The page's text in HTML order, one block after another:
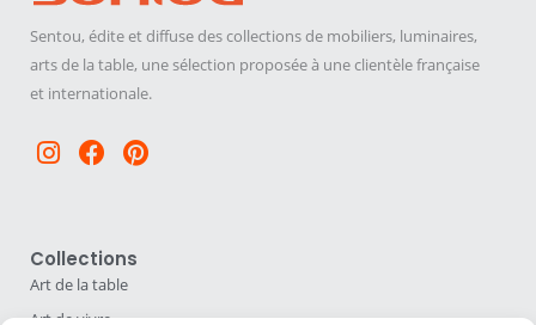
Sentou, édite et diffuse des collections de mobiliers, luminaires,
arts de la table, une sélection proposée à une clientèle française
et internationale.
Instagram
Facebook
Pinterest
Collections
Art de la table
Art de vivre